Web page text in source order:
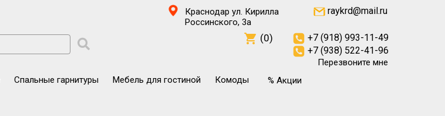
Краснодар ул. Кирилла
Россинского, 3а
raykrd@mail.ru
Перезвоните мне
Спальные гарнитуры Мебель для гостиной Комоды % Акции
(0)
+7 (918) 993-11-49
+7 (938) 522-41-96